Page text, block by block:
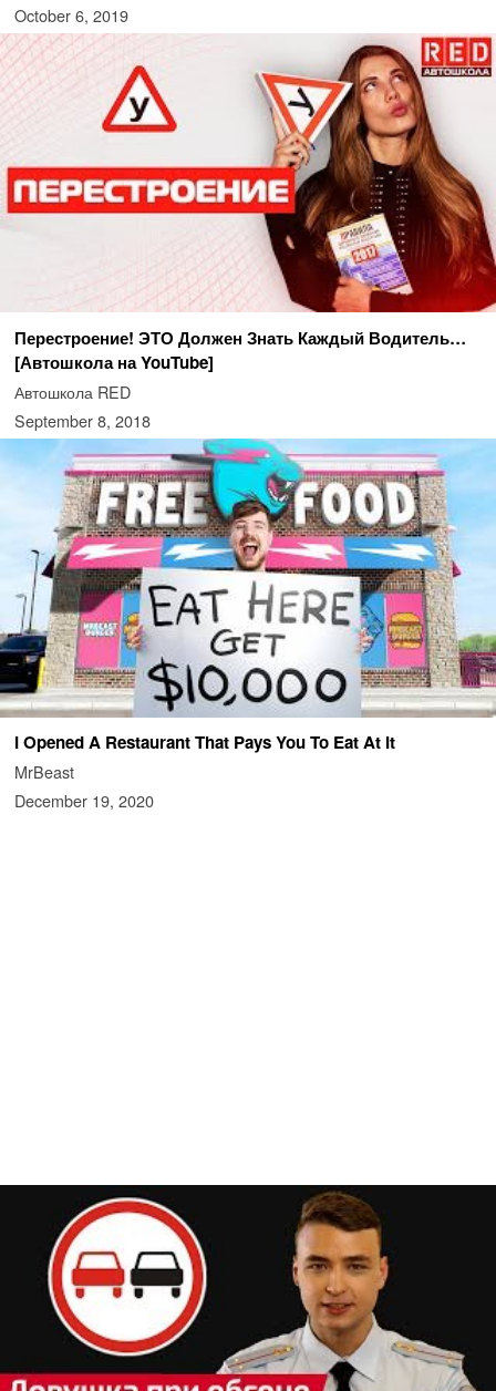
October 6, 2019
Перестроение! ЭТО Должен Знать Каждый Водитель…
[Автошкола на YouTube]
Автошкола RED
September 8, 2018
I Opened A Restaurant That Pays You To Eat At It
MrBeast
December 19, 2020